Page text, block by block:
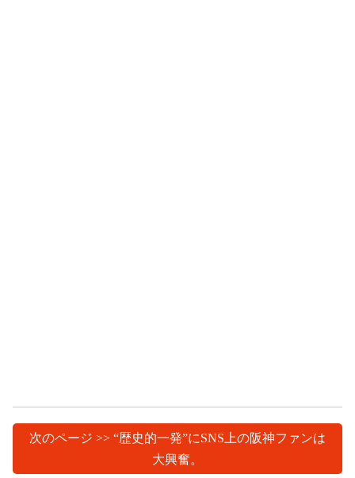
次のページ >> “歴史的一発”にSNS上の阪神ファンは
大興奮。